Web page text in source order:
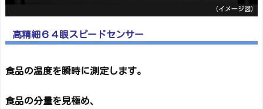
高精細６４眼スピードセンサー
食品の温度を瞬時に測定します。
食品の分量を見極め、